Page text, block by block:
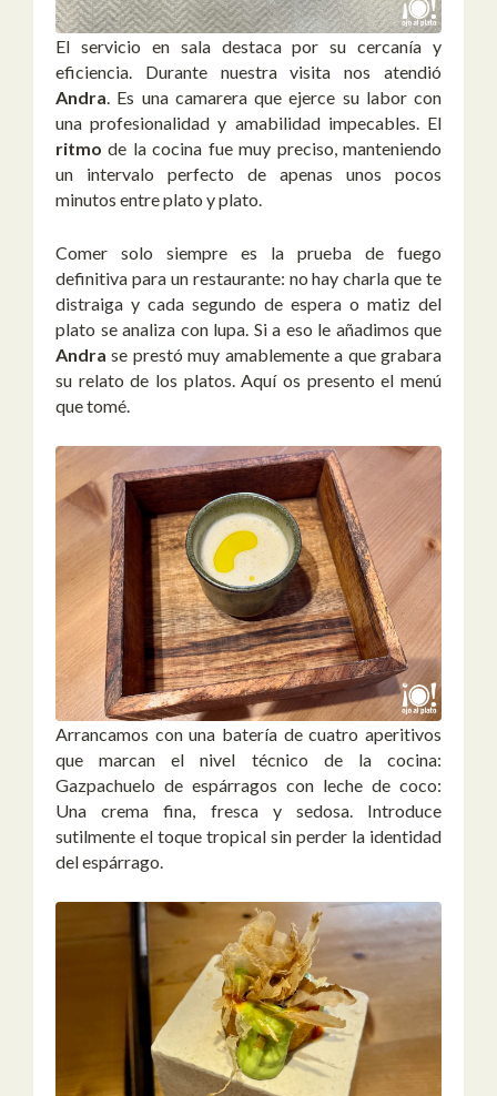
El servicio en sala destaca por su cercanía y
eficiencia. Durante nuestra visita nos atendió
Andra. Es una camarera que ejerce su labor con
una profesionalidad y amabilidad impecables. El
ritmo de la cocina fue muy preciso, manteniendo
un intervalo perfecto de apenas unos pocos
minutos entre plato y plato.
Comer solo siempre es la prueba de fuego
definitiva para un restaurante: no hay charla que te
distraiga y cada segundo de espera o matiz del
plato se analiza con lupa. Si a eso le añadimos que
Andra se prestó muy amablemente a que grabara
su relato de los platos. Aquí os presento el menú
que tomé.
Arrancamos con una batería de cuatro aperitivos
que marcan el nivel técnico de la cocina:
Gazpachuelo de espárragos con leche de coco:
Una crema fina, fresca y sedosa. Introduce
sutilmente el toque tropical sin perder la identidad
del espárrago.